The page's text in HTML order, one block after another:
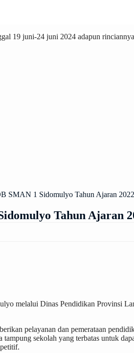
19 juni-24 juni 2024 adapun
SMAN 1 Sidomulyo Tahun Ajaran
Tahun Ajaran
melalui Dinas Pendidikan Provinsi
pelayanan dan pemerataan
sekolah yang terbatas untuk